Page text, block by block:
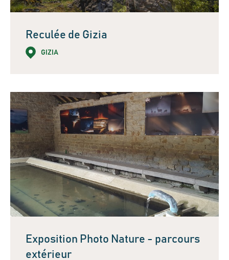
Reculée de Gizia
GIZIA
Exposition Photo Nature - parcours
extérieur